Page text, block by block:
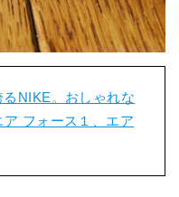
るNIKE。おしゃれな
フォース１、エア